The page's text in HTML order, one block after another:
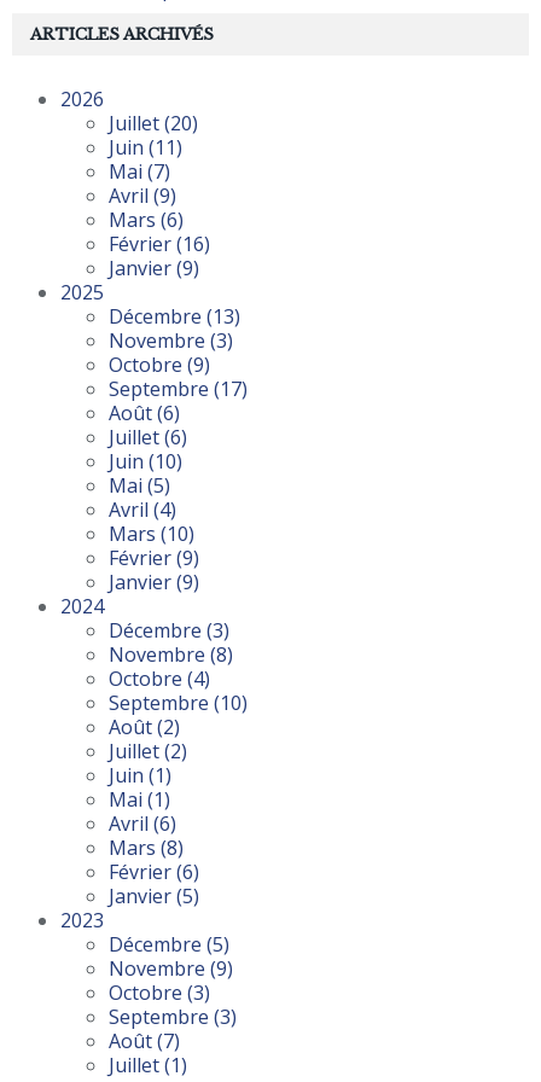
ARTICLES ARCHIVÉS
2026
Juillet(20)
Juin (11)
Mai (7)
Avril (9)
Mars (6)
Février(16)
Janvier(9)
2025
Décembre (13)
Novembre (3)
Octobre (9)
Septembre (17)
Août(6)
Juillet(6)
Juin (10)
Mai (5)
Avril (4)
Mars (10)
Février(9)
Janvier(9)
2024
Décembre (3)
Novembre (8)
Octobre (4)
Septembre (10)
Août(2)
Juillet(2)
Juin (1)
Mai (1)
Avril (6)
Mars (8)
Février(6)
Janvier(5)
2023
Décembre (5)
Novembre (9)
Octobre (3)
Septembre (3)
Août(7)
Juillet(1)